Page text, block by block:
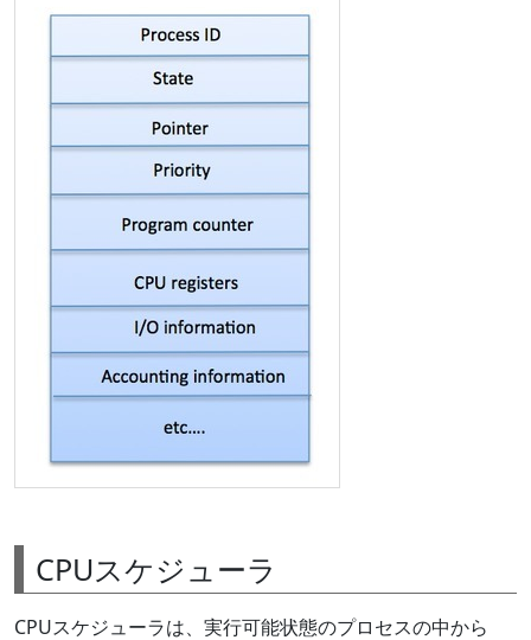
CPUスケジューラ
CPUスケジューラは、実行可能状態のプロセスの中から